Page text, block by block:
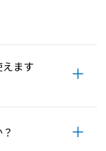
ます